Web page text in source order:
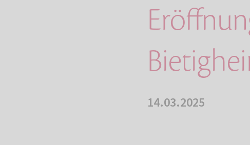
14.03.2025